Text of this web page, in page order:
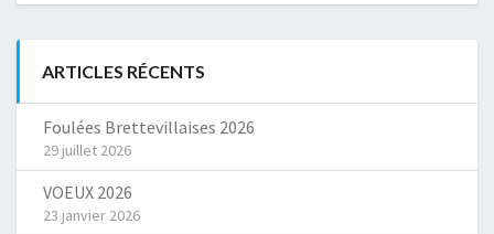
ARTICLES RÉCENTS
Foulées Brettevillaises 2026
29 juillet 2026
VOEUX 2026
23 janvier 2026